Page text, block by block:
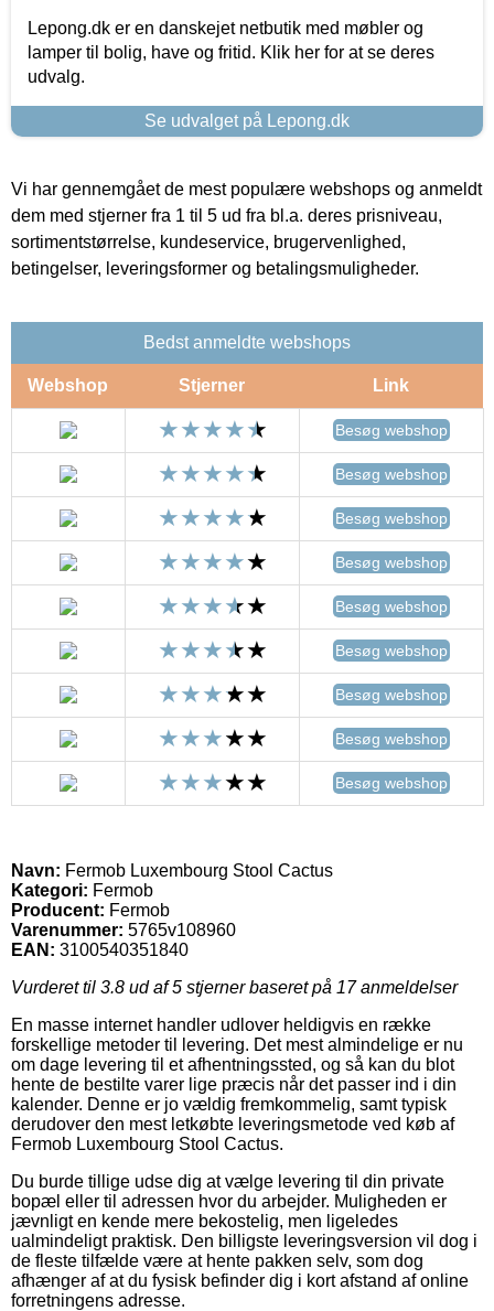
Lepong.dk er en danskejet netbutik med møbler og
lamper til bolig, have og fritid. Klik her for at se deres
udvalg.
Se udvalget på Lepong.dk
Vi har gennemgået de mest populære webshops og anmeldt
dem med stjerner fra 1 til 5 ud fra bl.a. deres prisniveau,
sortimentstørrelse, kundeservice, brugervenlighed,
betingelser, leveringsformer og betalingsmuligheder.
Bedst anmeldte webshops
Webshop Stjerner Link
Besøg webshop
Besøg webshop
Besøg webshop
Besøg webshop
Besøg webshop
Besøg webshop
Besøg webshop
Besøg webshop
Besøg webshop
Navn: Fermob Luxembourg Stool Cactus
Kategori: Fermob
Producent: Fermob
Varenummer: 5765v108960
EAN: 3100540351840
Vurderet til 3.8 ud af 5 stjerner baseret på 17anmeldelser
En masse internet handler udlover heldigvis en række
forskellige metoder til levering. Det mest almindelige er nu
om dage levering til et afhentningssted, og så kan du blot
hente de bestilte varer lige præcis når det passer ind i din
kalender. Denne er jo vældig fremkommelig, samt typisk
derudover den mest letkøbte leveringsmetode ved køb af
Fermob Luxembourg Stool Cactus.
Du burde tillige udse dig at vælge levering til din private
bopæl eller til adressen hvor du arbejder. Muligheden er
jævnligt en kende mere bekostelig, men ligeledes
ualmindeligt praktisk. Den billigste leveringsversion vil dog i
de fleste tilfælde være at hente pakken selv, som dog
afhænger af at du fysisk befinder dig i kort afstand af online
forretningens adresse.